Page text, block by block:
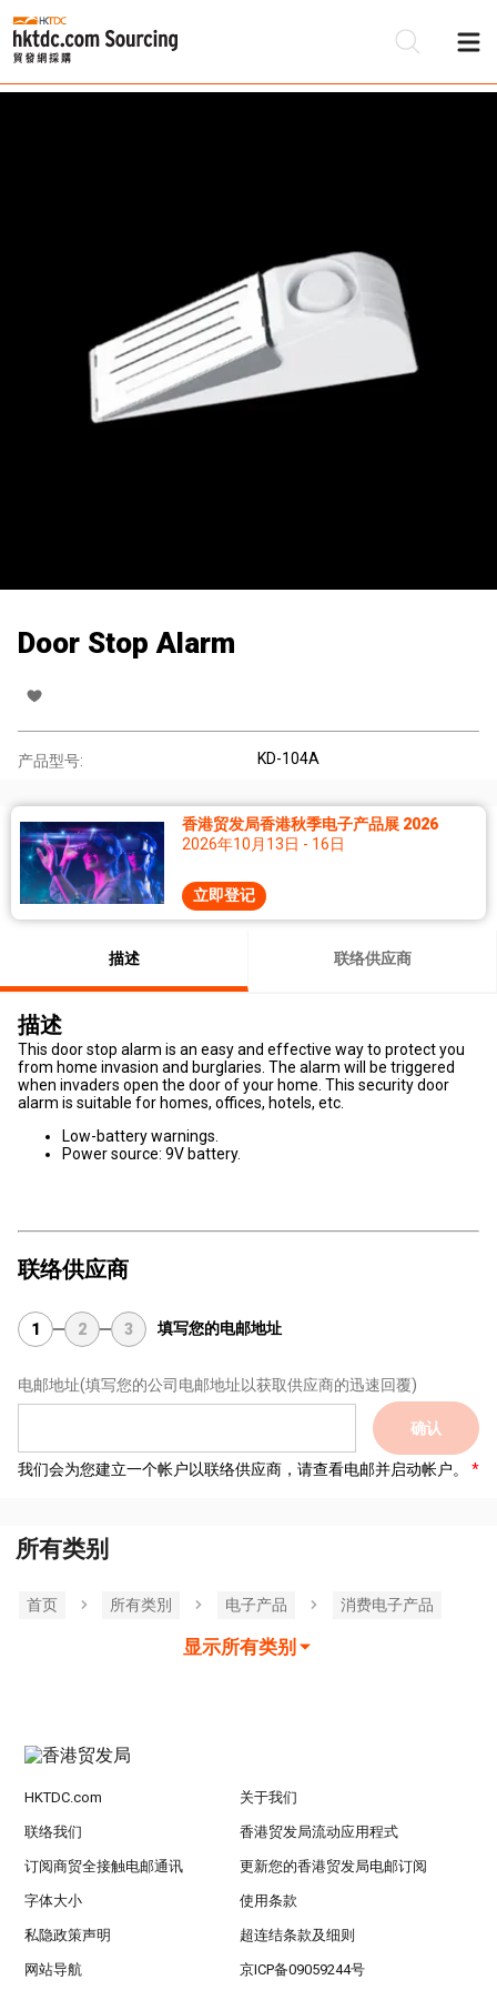
Door Stop Alarm
产品型号: KD-104A
香港贸发局香港秋季电子产品展 2026
2026年10月13日 - 16日
立即登记
描述 联络供应商
描述
This door stop alarm is an easy and effective way to protect you
from home invasion and burglaries. The alarm will be triggered
when invaders open the door of your home. This security door
alarm is suitable for homes, offices, hotels, etc.
Low-battery warnings.
Power source: 9V battery.
联络供应商
1 2 3 填写您的电邮地址
电邮地址(填写您的公司电邮地址以获取供应商的迅速回覆)
确认
我们会为您建立一个帐户以联络供应商，请查看电邮并启动帐户。
所有类别
首页 所有类別 电子产品 消费电子产品
显示所有类别
HKTDC.com 关于我们
联络我们 香港贸发局流动应用程式
订阅商贸全接触电邮通讯 更新您的香港贸发局电邮订阅
字体大小 使用条款
私隐政策声明 超连结条款及细则
网站导航 京ICP备09059244号